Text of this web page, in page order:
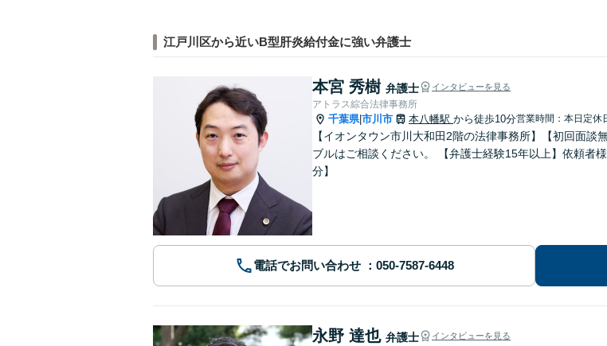
江戸川区から近いB型肝炎給付金に強い弁護士
本宮 秀樹 弁護士 インタビューを見る
アトラス綜合法律事務所
千葉県|市川市 本八幡駅 から徒歩10分営業時間：本日定休
【イオンタウン市川大和田2階の法律事務所】【初回面
ブルはご相談ください。 【弁護士経験15年以上】依頼者
分】
電話でお問い合わせ
永野 達也 弁護士 インタビューを見る